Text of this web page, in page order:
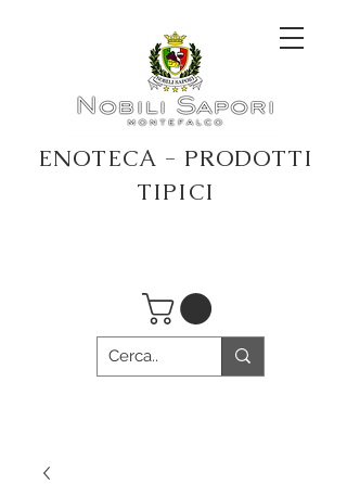
ENOTECA - PRODOTTI
TIPICI